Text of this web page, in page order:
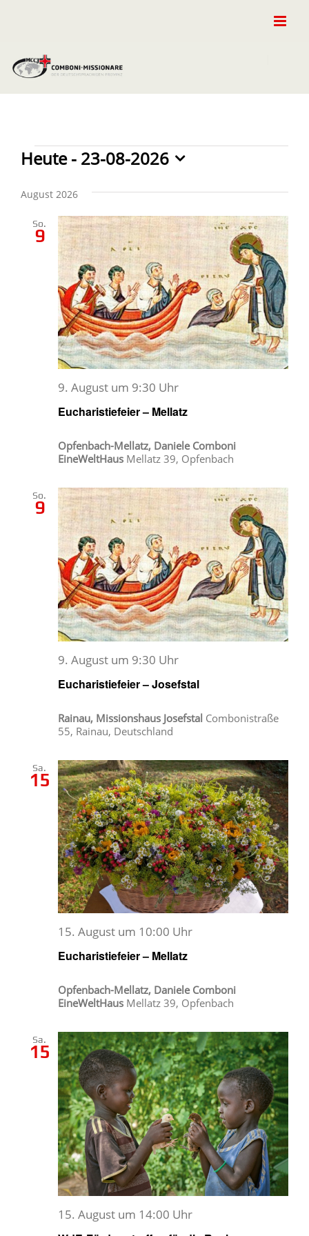
Veranstaltungen
Heute - 23-08-2026
wählen.
August 2026
So.
9
Eucharistiefeier – Mellatz
9. August um 9:30 Uhr
Opfenbach-Mellatz, Daniele Comboni
EineWeltHaus Mellatz 39, Opfenbach
So.
9
Eucharistiefeier – Josefstal
9. August um 9:30 Uhr
Rainau, Missionshaus Josefstal Combonistraße
55, Rainau, Deutschland
Sa.
15
Eucharistiefeier – Mellatz
15. August um 10:00 Uhr
Opfenbach-Mellatz, Daniele Comboni
EineWeltHaus Mellatz 39, Opfenbach
Sa.
15
15. August um 14:00 Uhr